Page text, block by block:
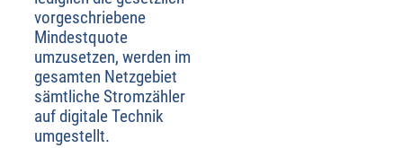
vorgeschriebene
Mindestquote
umzusetzen, werden im
gesamten Netzgebiet
sämtliche Stromzähler
auf digitale Technik
umgestellt.